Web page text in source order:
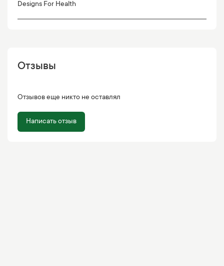
Designs For Health
Отзывы
Отзывов еще никто не оставлял
Написать отзыв